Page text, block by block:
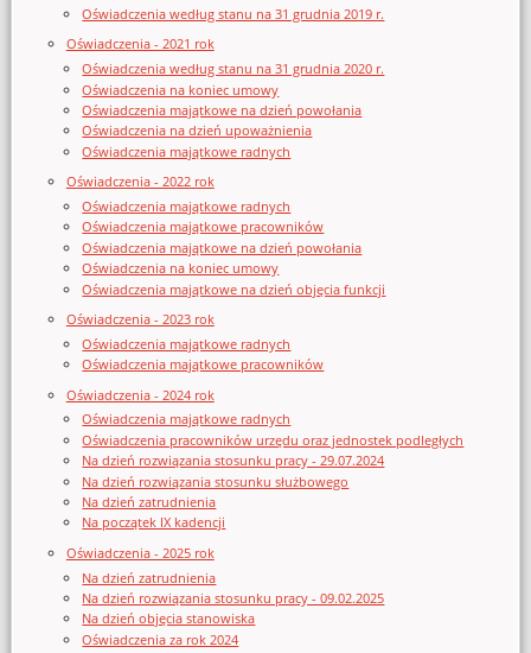
Oświadczenia według stanu na 31 grudnia 2019 r.
Oświadczenia - 2021 rok
Oświadczenia według stanu na 31 grudnia 2020 r.
Oświadczenia na koniec umowy
Oświadczenia majątkowe na dzień powołania
Oświadczenia na dzień upoważnienia
Oświadczenia majątkowe radnych
Oświadczenia - 2022 rok
Oświadczenia majątkowe radnych
Oświadczenia majątkowe pracowników
Oświadczenia majątkowe na dzień powołania
Oświadczenia na koniec umowy
Oświadczenia majątkowe na dzień objęcia funkcji
Oświadczenia - 2023 rok
Oświadczenia majątkowe radnych
Oświadczenia majątkowe pracowników
Oświadczenia - 2024 rok
Oświadczenia majątkowe radnych
Oświadczenia pracowników urzędu oraz jednostek podległych
Na dzień rozwiązania stosunku pracy - 29.07.2024
Na dzień rozwiązania stosunku służbowego
Na dzień zatrudnienia
Na początek IX kadencji
Oświadczenia - 2025 rok
Na dzień zatrudnienia
Na dzień rozwiązania stosunku pracy - 09.02.2025
Na dzień objęcia stanowiska
Oświadczenia za rok 2024